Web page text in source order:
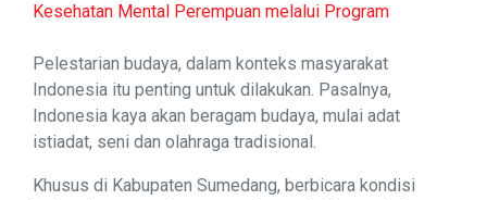
Kesehatan Mental Perempuan melalui Program
Pelestarian budaya, dalam konteks masyarakat
Indonesia itu penting untuk dilakukan. Pasalnya,
Indonesia kaya akan beragam budaya, mulai adat
istiadat, seni dan olahraga tradisional.
Khusus di Kabupaten Sumedang, berbicara kondisi